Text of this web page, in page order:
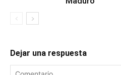
Dejar una respuesta